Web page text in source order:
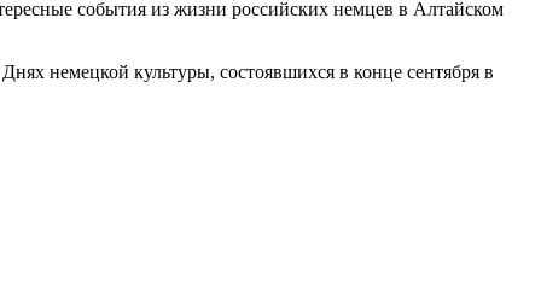
события из жизни российских немцев в Алтайском
немецкой культуры, состоявшихся в конце сентября в